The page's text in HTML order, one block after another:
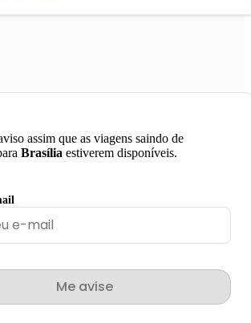
assim que as viagens saindo de
Brasília estiverem disponíveis.
Me avise